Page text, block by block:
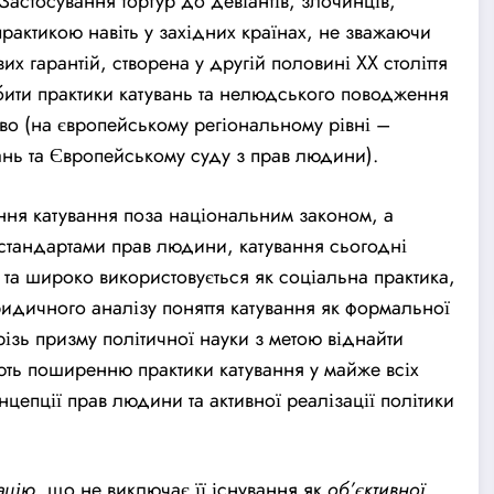
навіть у західних країнах, не зважаючи
створена у другій половині ХХ століття
практики катувань та нелюдського поводження
європейському регіональному рівні –
та Європейськомусуду з прав людини).
катування поза національним законом, а
прав людини, катування сьогодні
широко використовується як соціальна практика,
аналізу поняття катування як формальної
призму політичної науки з метою віднайти
поширенню практики катування у майже всіх
прав людини та активної реалізації політики